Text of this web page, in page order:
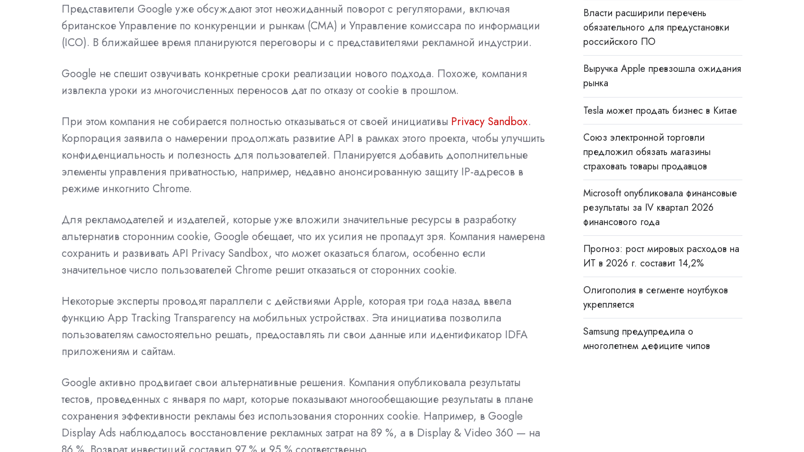
Представители Google уже обсуждают этот неожиданный поворот с регуляторами, включая
британское Управление по конкуренции и рынкам (CMA) и Управление комиссара по информации
(ICO). В ближайшее время планируются переговоры и с представителями рекламной индустрии.
Google не спешит озвучивать конкретные сроки реализации нового подхода. Похоже, компания
извлекла уроки из многочисленных переносов дат по отказу от cookie в прошлом.
При этом компания не собирается полностью отказываться от своей инициативы Privacy Sandbox.
Корпорация заявила о намерении продолжать развитие API в рамках этого проекта, чтобы улучшить
конфиденциальность и полезность для пользователей. Планируется добавить дополнительные
элементы управления приватностью, например, недавно анонсированную защиту IP-адресов в
режиме инкогнито Chrome.
Для рекламодателей и издателей, которые уже вложили значительные ресурсы в разработку
альтернатив сторонним cookie, Google обещает, что их усилия не пропадут зря. Компания намерена
сохранить и развивать API Privacy Sandbox, что может оказаться благом, особенно если
значительное число пользователей Chrome решит отказаться от сторонних cookie.
Некоторые эксперты проводят параллели с действиями Apple, которая три года назад ввела
функцию App Tracking Transparency на мобильных устройствах. Эта инициатива позволила
пользователям самостоятельно решать, предоставлять ли свои данные или идентификатор IDFA
приложениям и сайтам.
Google активно продвигает свои альтернативные решения. Компания опубликовала результаты
тестов, проведенных с января по март, которые показывают многообещающие результаты в плане
сохранения эффективности рекламы без использования сторонних cookie. Например, в Google
Display Ads наблюдалось восстановление рекламных затрат на 89 %, а в Display & Video 360 — на
Власти расширили перечень
обязательного для предустановки
российского ПО
Выручка Apple превзошла ожидания
рынка
Tesla может продать бизнес в Китае
Союз электронной торговли
предложил обязать магазины
страховать товары продавцов
Microsoft опубликовала финансовые
результаты за IV квартал 2026
финансового года
Прогноз: рост мировых расходов на
ИТ в 2026 г. составит 14,2%
Олигополия в сегменте ноутбуков
укрепляется
Samsung предупредила о
многолетнем дефиците чипов